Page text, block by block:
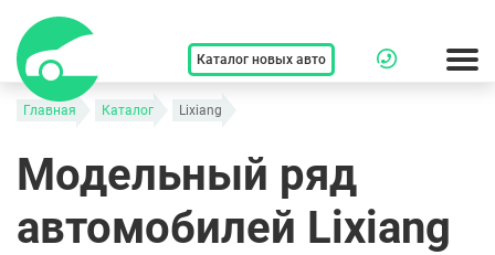
Каталог новых авто
Главная Каталог Lixiang
Модельный ряд
автомобилей Lixiang